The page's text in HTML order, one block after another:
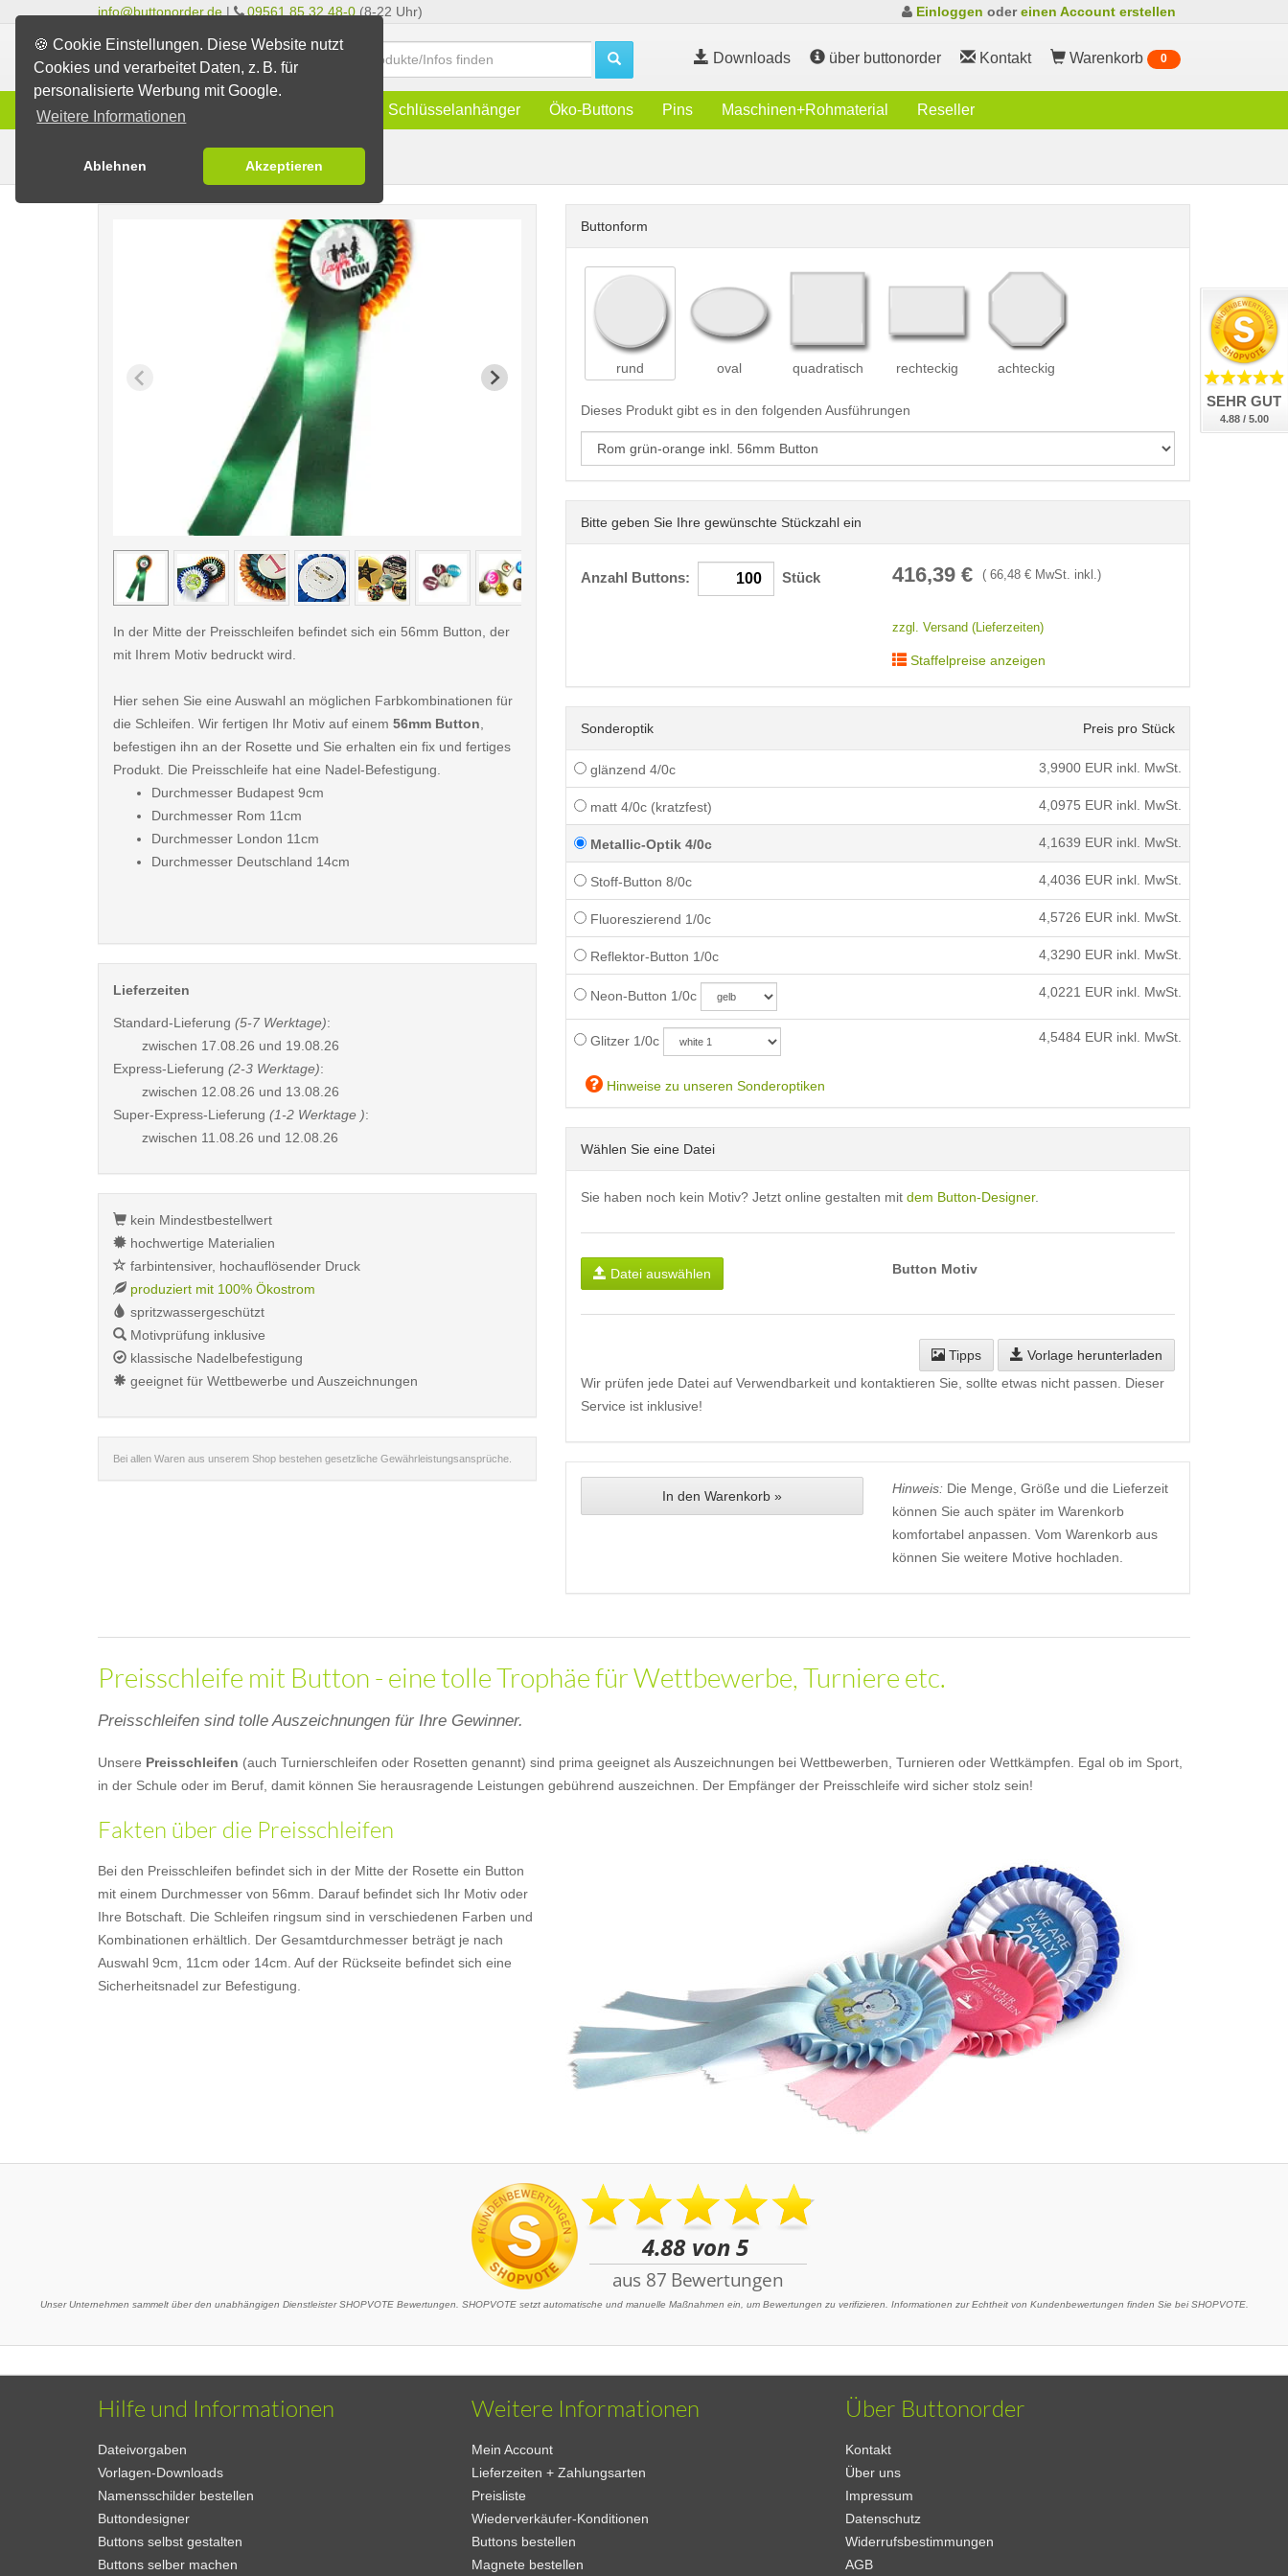
🍪 Cookie Einstellungen. Diese Website nutzt
Cookies und verarbeitet Daten, z. B. für
personalisierte Werbung mit Google.
Weitere Informationen
Ablehnen Akzeptieren
info@buttonorder.de | 09561 85 32 48-0 (8-22 Uhr) Einloggen odereinen Account erstellen
Downloads über buttonorder Kontakt Warenkorb 0
Infos Schlüsselanhänger Öko-Buttons Pins Maschinen+Rohmaterial Reseller
Buttons erstellen Preisschleifen
Buttonform
rund oval quadratisch rechteckig achteckig
Dieses Produkt gibt es in den folgenden Ausführungen
Bitte geben Sie Ihre gewünschte Stückzahl ein
Anzahl Buttons: Stück 416,39€ ( 66,48€ MwSt. inkl.)
zzgl. Versand (Lieferzeiten)
Staffelpreise anzeigen
Sonderoptik Preis pro Stück
glänzend 4/0c 3,9900 EUR inkl. MwSt.
matt 4/0c (kratzfest) 4,0975 EUR inkl. MwSt.
Metallic-Optik 4/0c 4,1639 EUR inkl. MwSt.
Stoff-Button 8/0c 4,4036 EUR inkl. MwSt.
Fluoreszierend 1/0c 4,5726 EUR inkl. MwSt.
Reflektor-Button 1/0c 4,3290 EUR inkl. MwSt.
Neon-Button 1/0c 4,0221 EUR inkl. MwSt.
Glitzer 1/0c 4,5484 EUR inkl. MwSt.
Hinweise zu unseren Sonderoptiken
Wählen Sie eine Datei
Sie haben noch kein Motiv? Jetzt online gestalten mit dem Button-Designer.
Datei auswählen Button Motiv
Tipps
Vorlage herunterladen
Wir prüfen jede Datei auf Verwendbarkeit und kontaktieren Sie, sollte etwas nicht passen. Dieser
Service ist inklusive!
In den Warenkorb » Hinweis:Die Menge, Größe und die Lieferzeit
können Sie auch später im Warenkorb
komfortabel anpassen. Vom Warenkorb aus
können Sie weitere Motive hochladen.
< /picture> < /picture> < /picture>
In der Mitte der Preisschleifen befindet sich ein 56mm Button, der
mit Ihrem Motiv bedruckt wird.
Hier sehen Sie eine Auswahl an möglichen Farbkombinationen für
die Schleifen. Wir fertigen Ihr Motiv auf einem 56mm Button
befestigen ihn an der Rosette und Sie erhalten ein fix und fertiges
Produkt. Die Preisschleife hat eine Nadel-Befestigung.
Durchmesser Budapest 9cm
Durchmesser Rom 11cm
Durchmesser London 11cm
Durchmesser Deutschland 14cm
Lieferzeiten
Standard-Lieferung (5-7 Werktage):
zwischen 17.08.26 und 19.08.26
Express-Lieferung (2-3 Werktage):
zwischen 12.08.26 und 13.08.26
Super-Express-Lieferung (1-2 Werktage ):
zwischen 11.08.26 und 12.08.26
kein Mindestbestellwert
hochwertige Materialien
farbintensiver, hochauflösender Druck
produziert mit 100% Ökostrom
spritzwassergeschützt
Motivprüfung inklusive
klassische Nadelbefestigung
geeignet für Wettbewerbe und Auszeichnungen
Bei allen Waren aus unserem Shop bestehen gesetzliche Gewährleistungsansprüche.
Preisschleife mit Button - eine tolle Trophäe für Wettbewerbe, Turniere etc.
Preisschleifen sind tolle Auszeichnungen für Ihre Gewinner.
Unsere Preisschleifen (auch Turnierschleifen oder Rosetten genannt) sind prima geeignet als Auszeichnungen bei Wettbewerben, Turnieren oder Wettkämpfen. Egal ob im Sport,
in der Schule oder im Beruf, damit können Sie herausragende Leistungen gebührend auszeichnen. Der Empfänger der Preisschleife wird sicher stolz sein!
Fakten über die Preisschleifen
Bei den Preisschleifen befindet sich in der Mitte der Rosette ein Button
mit einem Durchmesser von 56mm. Darauf befindet sich Ihr Motiv oder
Ihre Botschaft. Die Schleifen ringsum sind in verschiedenen Farben und
Kombinationen erhältlich. Der Gesamtdurchmesser beträgt je nach
Auswahl 9cm, 11cm oder 14cm. Auf der Rückseite befindet sich eine
Sicherheitsnadel zur Befestigung.
Unser Unternehmen sammelt über den unabhängigen Dienstleister SHOPVOTE Bewertungen. SHOPVOTE setzt automatische und manuelle Maßnahmen ein, um Bewertungen zu verifizieren. Informationen zur Echtheit von Kundenbewertungen finden Sie bei SHOPVOTE.
Hilfe und Informationen
Dateivorgaben
Vorlagen-Downloads
Namensschilder bestellen
Buttondesigner
Buttons selbst gestalten
Buttons selber machen
Weitere Informationen
Mein Account
Lieferzeiten + Zahlungsarten
Preisliste
Wiederverkäufer-Konditionen
Buttons bestellen
Magnete bestellen
Über Buttonorder
Kontakt
Über uns
Impressum
Datenschutz
Widerrufsbestimmungen
AGB
SEHR GUT
4.88 / 5.00